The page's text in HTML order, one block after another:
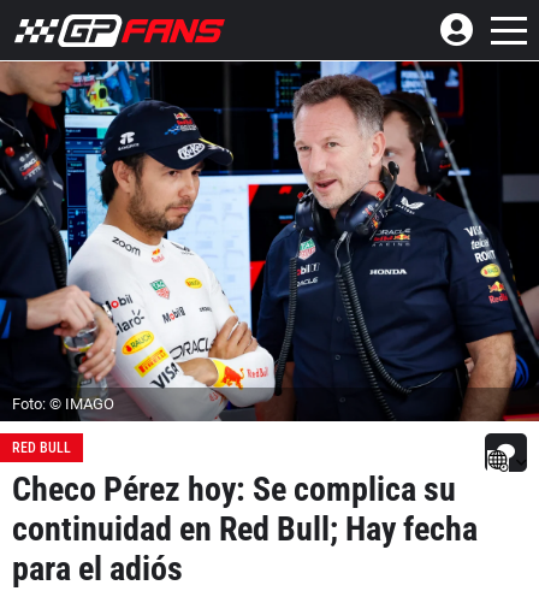
Foto: © IMAGO
RED BULL
Checo Pérez hoy: Se complica su
continuidad en Red Bull; Hay fecha
para el adiós